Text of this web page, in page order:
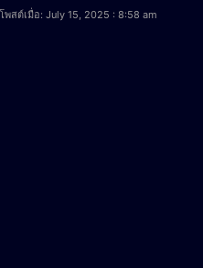
โพสต์เมื่อ: July 15, 2025 : 8:58 am